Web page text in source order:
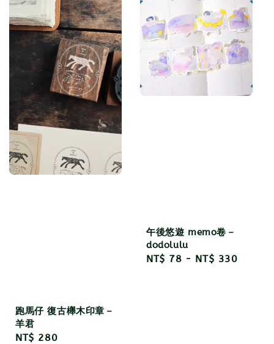
跑馬仔 復古櫸木印章－
羊君
Regular
NT$ 280
午後悠遊 memo卷－
dodolulu
Regular
NT$ 78 - NT$ 330